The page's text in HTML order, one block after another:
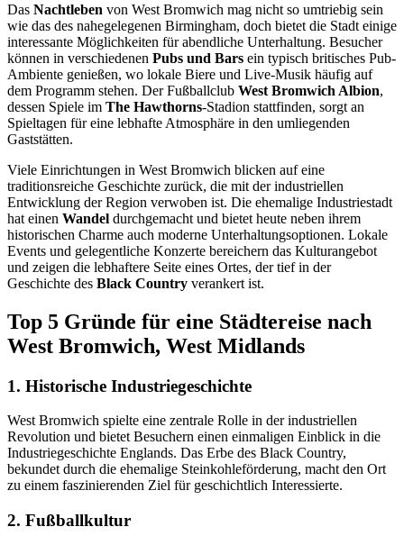
Das Nachtleben von West Bromwich mag nicht so umtriebig sein
wie das des nahegelegenen Birmingham, doch bietet die Stadt einige
interessante Möglichkeiten für abendliche Unterhaltung. Besucher
können in verschiedenen Pubs und Bars ein typisch britisches Pub-
Ambiente genießen, wo lokale Biere und Live-Musik häufig auf
dem Programm stehen. Der Fußballclub West Bromwich Albion,
dessen Spiele im The Hawthorns-Stadion stattfinden, sorgt an
Spieltagen für eine lebhafte Atmosphäre in den umliegenden
Gaststätten.
Viele Einrichtungen in West Bromwich blicken auf eine
traditionsreiche Geschichte zurück, die mit der industriellen
Entwicklung der Region verwoben ist. Die ehemalige Industriestadt
hat einen Wandel durchgemacht und bietet heute neben ihrem
historischen Charme auch moderne Unterhaltungsoptionen. Lokale
Events und gelegentliche Konzerte bereichern das Kulturangebot
und zeigen die lebhaftere Seite eines Ortes, der tief in der
Geschichte des Black Country verankert ist.
Top 5 Gründe für eine Städtereise nach
West Bromwich, West Midlands
1. Historische Industriegeschichte
West Bromwich spielte eine zentrale Rolle in der industriellen
Revolution und bietet Besuchern einen einmaligen Einblick in die
Industriegeschichte Englands. Das Erbe des Black Country,
bekundet durch die ehemalige Steinkohleförderung, macht den Ort
zu einem faszinierenden Ziel für geschichtlich Interessierte.
2. Fußballkultur